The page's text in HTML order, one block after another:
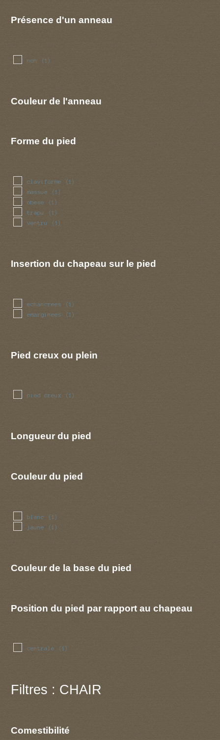
Présence d'un anneau
non (1)
Couleur de l'anneau
Forme du pied
claviforme (1)
massue (1)
obese (1)
trapu (1)
ventru (1)
Insertion du chapeau sur le pied
echancrees (1)
emarginees (1)
Pied creux ou plein
pied creux (1)
Longueur du pied
Couleur du pied
blanc (1)
jaune (1)
Couleur de la base du pied
Position du pied par rapport au chapeau
centrale (1)
Filtres : CHAIR
Comestibilité